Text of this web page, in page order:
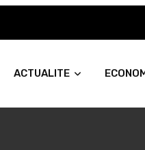
ACTUALITE